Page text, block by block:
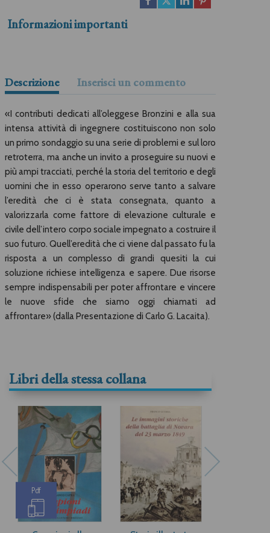
Informazioni importanti
Descrizione Inserisci un commento
«I contributi dedicati all’oleggese Bronzini e alla sua
intensa attività di ingegnere costituiscono non solo
un primo sondaggio su una serie di problemi e sul loro
retroterra, ma anche un invito a proseguire su nuovi e
più ampi tracciati, perché la storia del territorio e degli
uomini che in esso operarono serve tanto a salvare
l’eredità che ci è stata consegnata, quanto a
valorizzarla come fattore di elevazione culturale e
civile dell’intero corpo sociale impegnato a costruire il
suo futuro. Quell’eredità che ci viene dal passato fu la
risposta a un complesso di grandi quesiti la cui
soluzione richiese intelligenza e sapere. Due risorse
sempre indispensabili per poter affrontare e vincere
le nuove sfide che siamo oggi chiamati ad
affrontare» (dalla Presentazione di Carlo G. Lacaita).
Libri della stessa collana
Pdf